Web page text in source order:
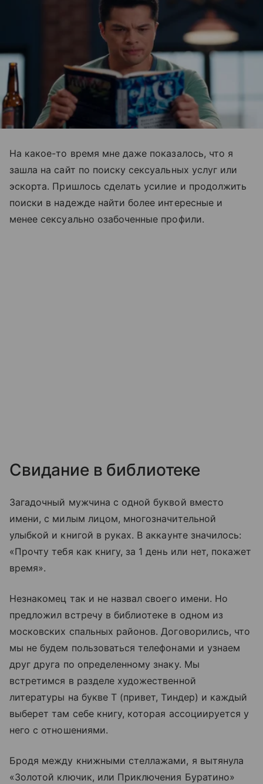
На какое-то время мне даже показалось, что я
зашла на сайт по поиску сексуальных услуг или
эскорта. Пришлось сделать усилие и продолжить
поиски в надежде найти более интересные и
менее сексуально озабоченные профили.
Свидание в библиотеке
Загадочный мужчина с одной буквой вместо
имени, с милым лицом, многозначительной
улыбкой и книгой в руках. В аккаунте значилось:
«Прочту тебя как книгу, за 1 день или нет, покажет
время».
Незнакомец так и не назвал своего имени. Но
предложил встречу в библиотеке в одном из
московских спальных районов. Договорились, что
мы не будем пользоваться телефонами и узнаем
друг друга по определенному знаку. Мы
встретимся в разделе художественной
литературы на букве Т (привет, Тиндер) и каждый
выберет там себе книгу, которая ассоциируется у
него с отношениями.
Бродя между книжными стеллажами, я вытянула
«Золотой ключик, или Приключения Буратино»